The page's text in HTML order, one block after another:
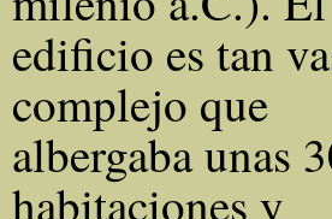
edificio es tan
complejo que
albergaba unas
habitaciones y